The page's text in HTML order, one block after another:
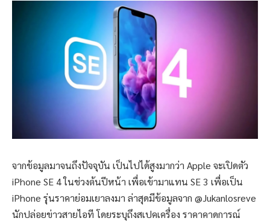
จากข้อมูลมาจนถึงปัจจุบัน เป็นไปได้สูงมากว่า Apple จะเปิดตัว
iPhone SE 4 ในช่วงต้นปีหน้า เพื่อเข้ามาแทน SE 3 เพื่อเป็น
iPhone รุ่นราคาย่อมเยาลงมา ล่าสุดมีข้อมูลจาก @Jukanlosreve
นักปล่อยข่าวสายไอที โดยระบุถึงสเปคเครื่อง ราคาคาดการณ์